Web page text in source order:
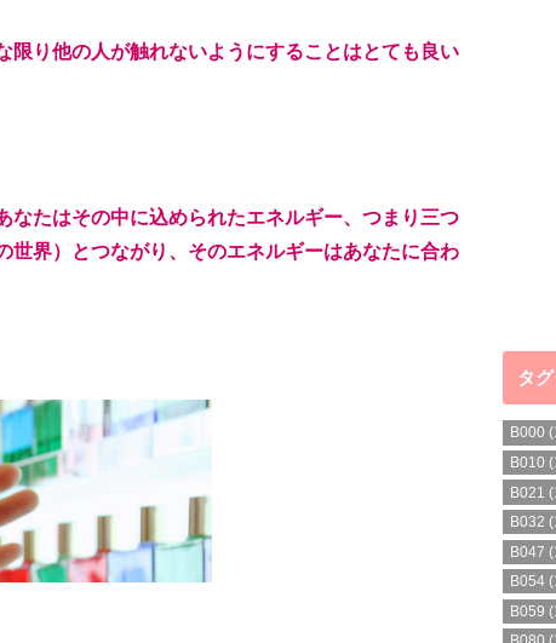
限り他の人が触れないようにすることはとても良い
なたはその中に込められたエネルギー、つまり三つ
世界）とつながり、そのエネルギーはあなたに合わ
タ
B000
B010
B021
B032
B047
B054
B059